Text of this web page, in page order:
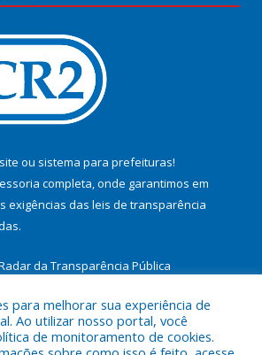
ou sistema para prefeituras!
completa, onde garantimos em
exigências das leis de transparência
da Transparência Pública
para melhorar sua experiência de
Ao utilizar nosso portal, você
de monitoramento de cookies.